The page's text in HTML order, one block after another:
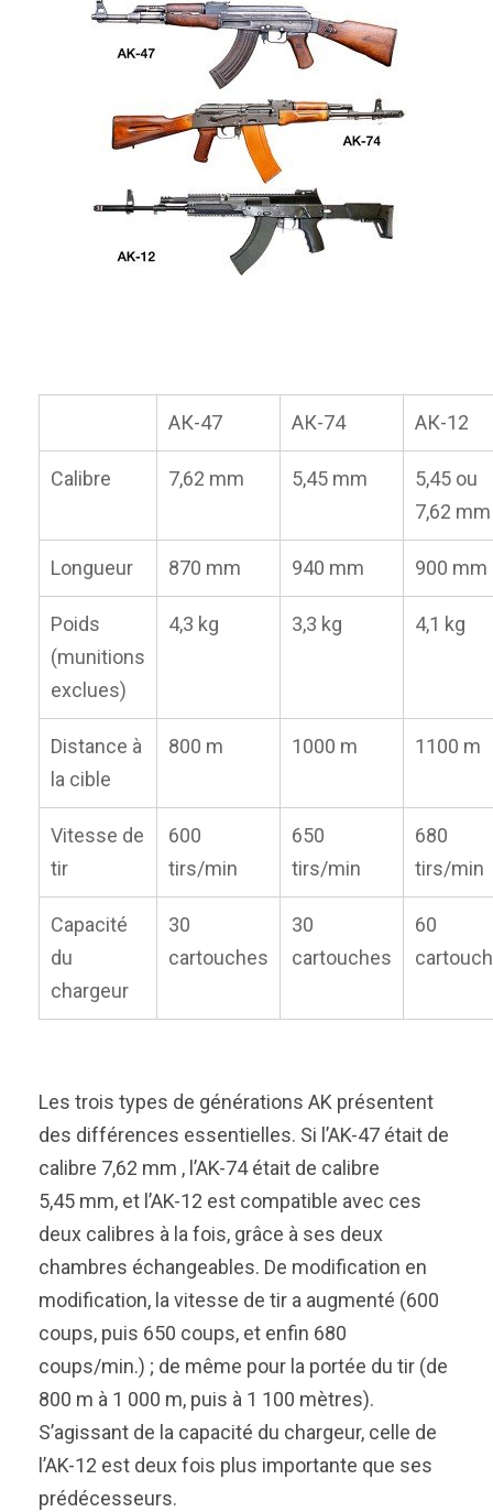
АК-47 АК-74 АК-12
Calibre 7,62 mm 5,45 mm
5,45 ou
7,62 mm
Longueur 870 mm 940 mm 900 mm
Poids
(munitions
exclues)
4,3 kg 3,3 kg 4,1 kg
Distance à
la cible
800 m 1000 m 1100 m
Vitesse de
tir
600
tirs/min
650
tirs/min
680
tirs/min
Capacité
du
chargeur
30
cartouches
30
cartouches
60
Les trois types de générations AK présentent
des différences essentielles. Si l’AK-47 était de
calibre 7,62 mm , l’AK-74 était de calibre
5,45 mm, et l’AK-12 est compatible avec ces
deux calibres à la fois, grâce à ses deux
chambres échangeables. De modification en
modification, la vitesse de tir a augmenté (600
coups, puis 650 coups, et enfin 680
coups/min.) ; de même pour la portée du tir (de
800 m à 1 000 m, puis à 1 100 mètres).
S’agissant de la capacité du chargeur, celle de
l’AK-12 est deux fois plus importante que ses
prédécesseurs.